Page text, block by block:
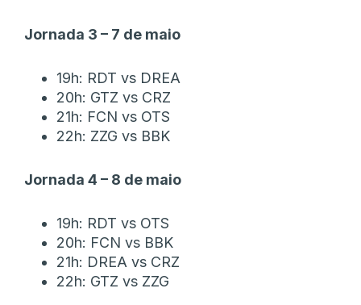
Jornada 3 – 7 de maio
19h: RDT vs DREA
20h: GTZ vs CRZ
21h: FCN vs OTS
22h: ZZG vs BBK
Jornada 4 – 8 de maio
19h: RDT vs OTS
20h: FCN vs BBK
21h: DREA vs CRZ
22h: GTZ vs ZZG